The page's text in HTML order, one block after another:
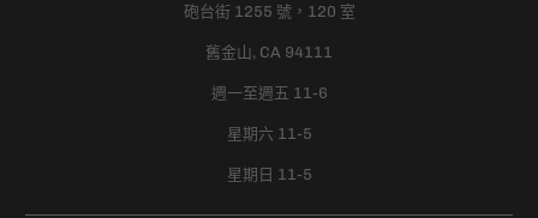
砲台街 1255 號，120 室
舊金山, CA 94111
週一至週五 11-6
星期六 11-5
星期日 11-5